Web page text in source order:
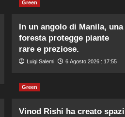
Green
In un angolo di Manila, una
foresta protegge piante
rare e preziose.
Luigi Salemi 6 Agosto 2026 : 17:55
Green
Vinod Rishi ha creato spazi